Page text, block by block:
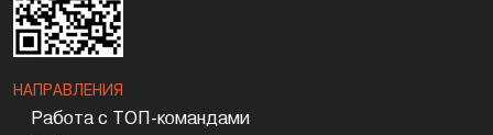
НАПРАВЛЕНИЯ
Работа с ТОП-командами